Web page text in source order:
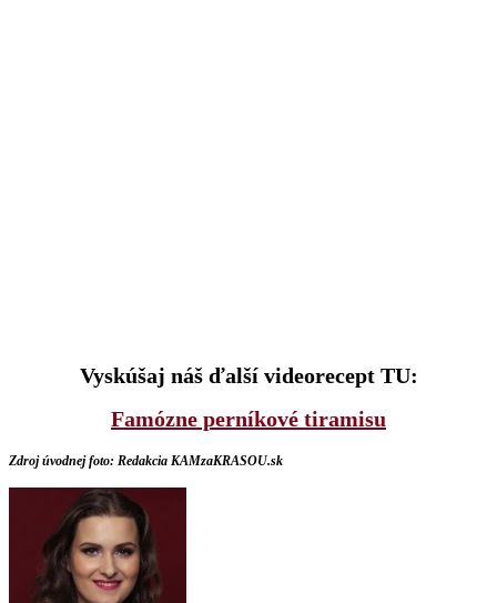
Vyskúšaj náš ďalší videorecept TU:
Famózne perníkové tiramisu
Zdroj úvodnej foto: Redakcia KAMzaKRASOU.sk